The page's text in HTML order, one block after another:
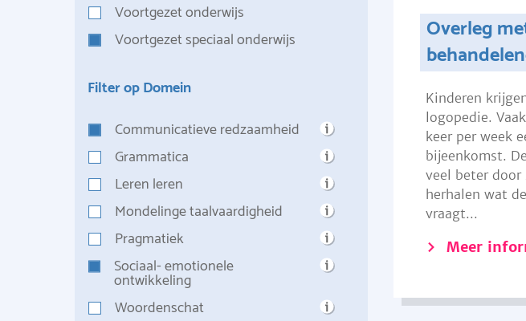
Voortgezet onderwijs
Voortgezet speciaal onderwijs
Filter op Domein
Communicatieve redzaamheid
Grammatica
Leren leren
Mondelinge taalvaardigheid
Pragmatiek
Sociaal- emotionele
ontwikkeling
Woordenschat
Overleg
Kinderen
logopedie.
keer per week
bijeenkomst.
veel beter
herhalen wat
vraagt...
Meer